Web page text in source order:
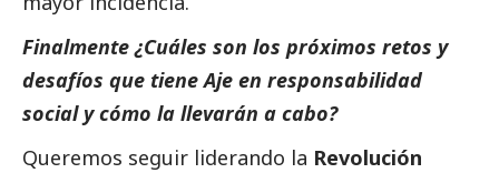
Finalmente ¿Cuáles son los próximos retos y
desafíos que tiene Aje en responsabilidad
socialy cómo la llevarán a cabo?
Queremos seguir liderando la Revolución